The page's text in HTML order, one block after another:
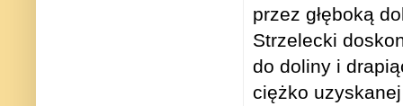
przez głęboką
Strzelecki
do doliny i
ciężko